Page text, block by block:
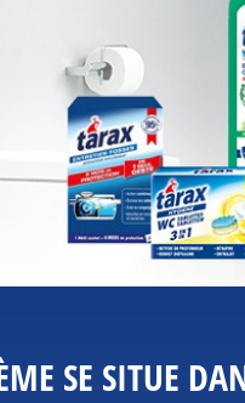
SE SITUE